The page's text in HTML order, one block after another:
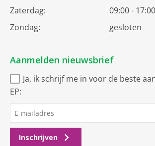
Zaterdag:
09:00 - 17:00
Zondag:
gesloten
Aanmelden nieuwsbrief
Ja, ik schrijf me in voor de beste
EP:
Inschrijven